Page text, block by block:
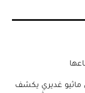
غديري يكشف